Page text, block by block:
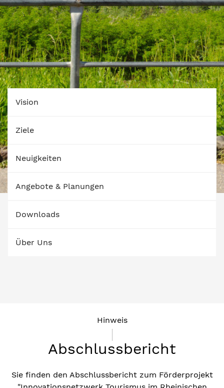
Vision
Ziele
Neuigkeiten
Angebote & Planungen
Downloads
Über Uns
Hinweis
Abschlussbericht
Sie finden den Abschlussbericht zum Förderprojekt